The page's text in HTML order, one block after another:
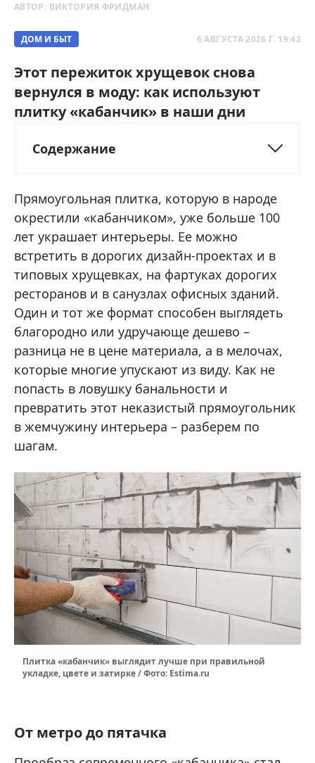
АВТОР: ВИКТОРИЯ ФРИДМАН
ДОМ И БЫТ 6 АВГУСТА 2026 Г. 19:42
Этот пережиток хрущевок снова
вернулся в моду: как используют
плитку «кабанчик» в наши дни
Содержание
Прямоугольная плитка, которую в народе
окрестили «кабанчиком», уже больше 100
лет украшает интерьеры. Ее можно
встретить в дорогих дизайн-проектах и в
типовых хрущевках, на фартуках дорогих
ресторанов и в санузлах офисных зданий.
Один и тот же формат способен выглядеть
благородно или удручающе дешево –
разница не в цене материала, а в мелочах,
которые многие упускают из виду. Как не
попасть в ловушку банальности и
превратить этот неказистый прямоугольник
в жемчужину интерьера – разберем по
шагам.
Плитка «кабанчик» выглядит лучше при правильной
укладке, цвете и затирке / Фото: Estima.ru
От метро до пятачка